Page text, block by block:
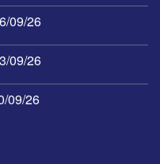
09/26
09/26
09/26